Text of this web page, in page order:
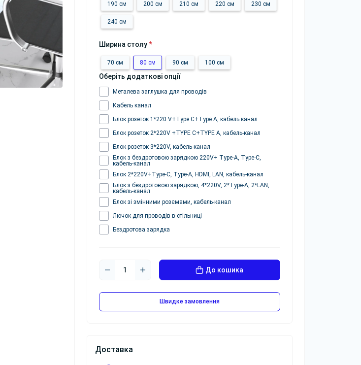
190 см 200 см 210 см 220 см 230 см
240 см
Ширина столу*
70 см 80 см 90 см 100 см
Оберіть додаткові опції
Металева заглушка для проводів
Кабель канал
Блок розеток 1*220 V+Type C+Type A, кабель канал
Блок розеток 2*220V +TYPE C+TYPE A, кабель-канал
Блок розеток 3*220V, кабель-канал
Блок з бездротовою зарядкою 220V+ Type-A, Type-C,
кабель-канал
Блок 2*220V+Type-C, Type-A, HDMI, LAN, кабель-канал
Блок з бездротовою зарядкою, 4*220V, 2*Type-A, 2*LAN,
кабель-канал
Блок зі змінними розємами, кабель-канал
Лючок для проводів в стільниці
Бездротова зарядка
До кошика
Швидке замовлення
Доставка